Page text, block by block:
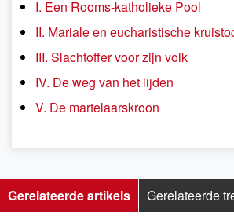
I. Een Rooms-katholieke Pool
II. Mariale en eucharistische
III. Slachtoffer voor zijn volk
IV. De weg van het lijden
V. De martelaarskroon
Gerelateerde artikels Gerelateerde